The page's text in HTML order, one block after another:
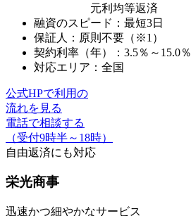
元利均等返済
融資のスピード：最短3日
保証人：原則不要（※1）
契約利率（年）：3.5％～15.0％
対応エリア：全国
公式HPで利用の
流れを見る
電話で相談する
（受付9時半～18時）
自由返済にも対応
栄光商事
迅速かつ細やかなサービス